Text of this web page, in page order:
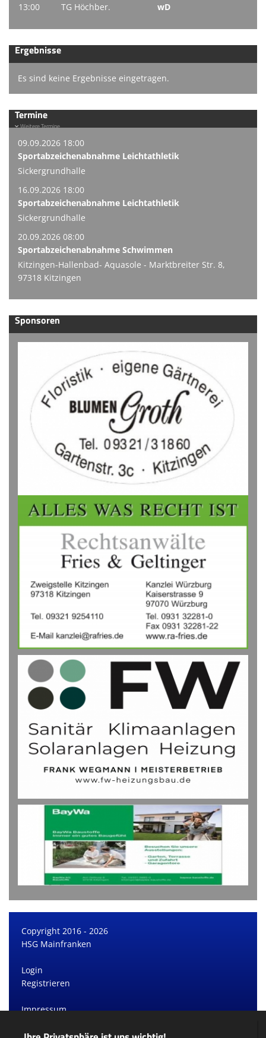
13:00
TG Höchber. wD
Ergebnisse
Es sind keine Ergebnisse eingetragen.
Termine
Weitere Termine
09.09.2026 18:00
Sportabzeichenabnahme Leichtathletik
Sickergrundhalle
16.09.2026 18:00
Sportabzeichenabnahme Leichtathletik
Sickergrundhalle
20.09.2026 08:00
Sportabzeichenabnahme Schwimmen
Kitzingen-Hallenbad- Aquasole - Marktbreiter Str. 8,
97318 Kitzingen
Sponsoren
Copyright 2016 - 2026
HSG Mainfranken
Login
Registrieren
Impressum